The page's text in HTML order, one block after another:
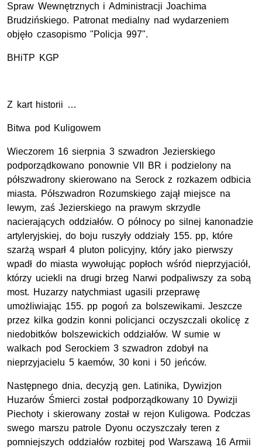
Spraw Wewnętrznych i Administracji Joachima
Brudzińskiego. Patronat medialny nad wydarzeniem
objęło czasopismo "Policja 997".
BHiTP KGP
Z kart historii …
Bitwa pod Kuligowem
Wieczorem 16 sierpnia 3 szwadron Jezierskiego
podporządkowano ponownie VII BR i podzielony na
półszwadrony skierowano na Serock z rozkazem odbicia
miasta. Półszwadron Rozumskiego zajął miejsce na
lewym, zaś Jezierskiego na prawym skrzydle
nacierających oddziałów. O północy po silnej kanonadzie
artyleryjskiej, do boju ruszyły oddziały 155. pp, które
szarżą wsparł 4 pluton policyjny, który jako pierwszy
wpadł do miasta wywołując popłoch wśród nieprzyjaciół,
którzy uciekli na drugi brzeg Narwi podpaliwszy za sobą
most. Huzarzy natychmiast ugasili przeprawę
umożliwiając 155. pp pogoń za bolszewikami. Jeszcze
przez kilka godzin konni policjanci oczyszczali okolicę z
niedobitków bolszewickich oddziałów. W sumie w
walkach pod Serockiem 3 szwadron zdobył na
nieprzyjacielu 5 kaemów, 30 koni i 50 jeńców.
Następnego dnia, decyzją gen. Latinika, Dywizjon
Huzarów Śmierci został podporządkowany 10 Dywizji
Piechoty i skierowany został w rejon Kuligowa. Podczas
swego marszu patrole Dyonu oczyszczały teren z
pomniejszych oddziałów rozbitej pod Warszawą 16 Armii